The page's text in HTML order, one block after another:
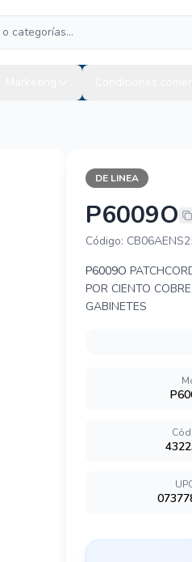
DE LINEA
ENSON
P6009O
Código:
P6009O
POR CIENTO
GABINETES